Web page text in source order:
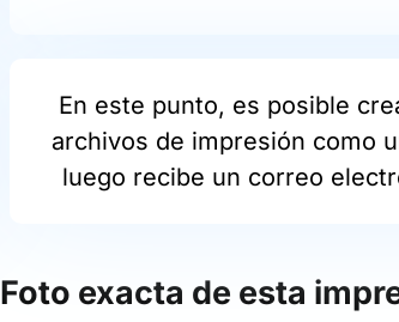
En este punto, es posible
archivos de impresión como
luego recibe un correo
Foto exacta de esta